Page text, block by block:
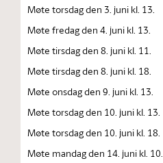
Møte torsdag den 3. juni kl. 13.
Møte fredag den 4. juni kl. 13.
Møte tirsdag den 8. juni kl. 11.
Møte tirsdag den 8. juni kl. 18.
Møte onsdag den 9. juni kl. 13.
Møte torsdag den 10. juni kl. 13.
Møte torsdag den 10. juni kl. 18.
Møte mandag den 14. juni kl. 10.